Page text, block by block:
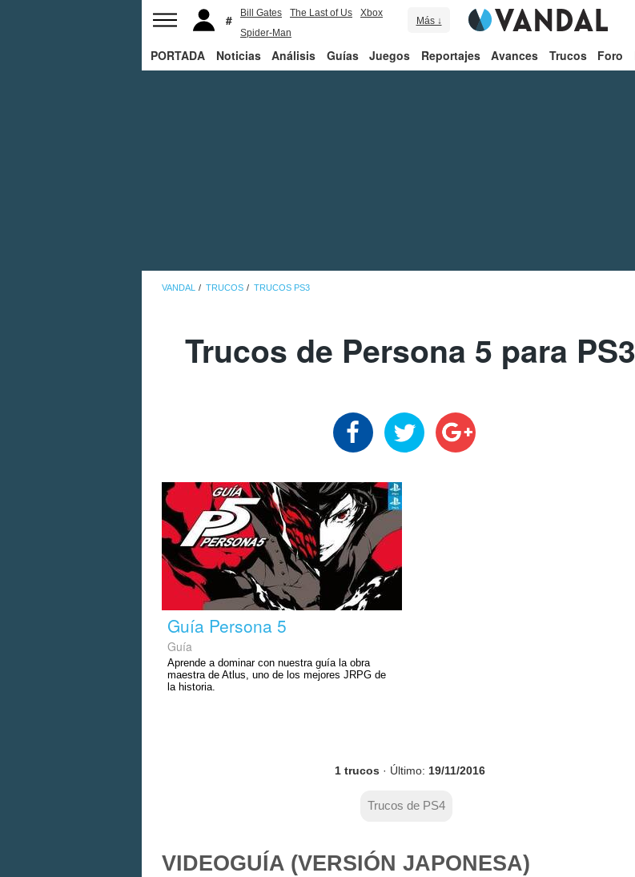
Bill Gates The Last of Us
Xbox
Spider-Man
Más ↓
PORTADA Noticias Análisis Guías Juegos Reportajes Avances Trucos Foro
VANDAL TRUCOS TRUCOS PS3
Trucos de Persona 5 para PS3
Guía Persona 5
Guía
Aprende a dominar con nuestra guía la obra
maestra de Atlus, uno de los mejores JRPG de
la historia.
1 trucos · Último: 19/11/2016
Trucos de PS4
VIDEOGUÍA (VERSIÓN JAPONESA)